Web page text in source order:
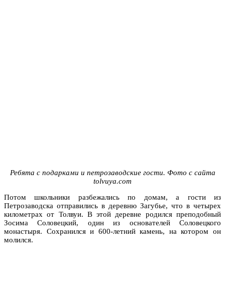
Ребята с подарками и петрозаводские гости. Фото с сайта
tolvuya.com
Потом школьники разбежались по домам, а гости из
Петрозаводска отправились в деревню Загубье, что в четырех
километрах от Толвуи. В этой деревне родился преподобный
Зосима Соловецкий, один из основателей Соловецкого
монастыря. Сохранился и 600-летний камень, на котором он
молился.